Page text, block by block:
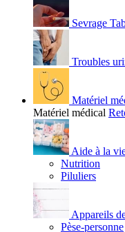
Sevrage
Troubles
Matériel
Matériel médical
Aide à la
Nutrition
Piluliers
Appareils
Pèse-personne